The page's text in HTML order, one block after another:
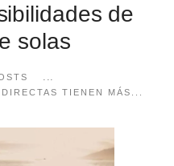
de
solas
...
TIENEN MÁS...